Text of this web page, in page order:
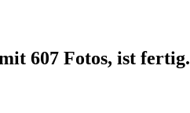
607 Fotos, ist fertig.